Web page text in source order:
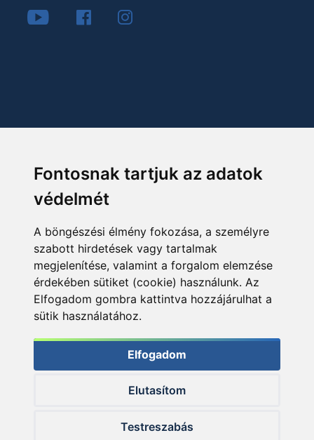
Fontosnak tartjuk az adatok
védelmét
A böngészési élmény fokozása, a személyre
szabott hirdetések vagy tartalmak
megjelenítése, valamint a forgalom elemzése
érdekében sütiket (cookie) használunk. Az
Elfogadom gombra kattintva hozzájárulhat a
sütik használatához.
Elfogadom
Elutasítom
Testreszabás